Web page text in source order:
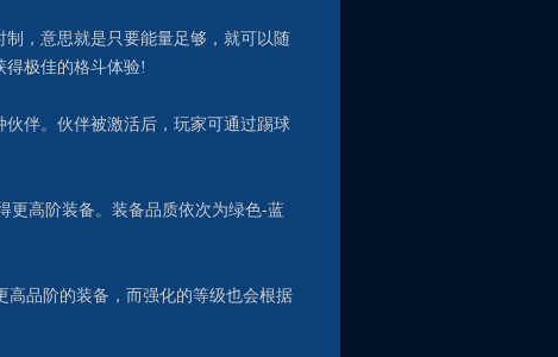
，意思就是只要能量足够，就可以随
得极佳的格斗体验!
伴。伙伴被激活后，玩家可通过踢球
高阶装备。装备品质依次为绿色-蓝
品阶的装备，而强化的等级也会根据